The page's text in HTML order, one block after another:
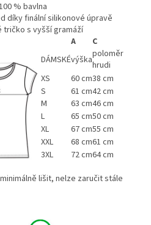
% bavlna
díky finální silikonové úpravě
tričko s vyšší gramáží
A
C
DÁMSKÉvýškapoloměr
hrudi
XS
60 cm38 cm
S
61 cm42 cm
M
63 cm46 cm
L
65 cm50 cm
XL
67 cm55 cm
XXL
68 cm61 cm
3XL
72 cm64 cm
lišit, nelze zaručit stále